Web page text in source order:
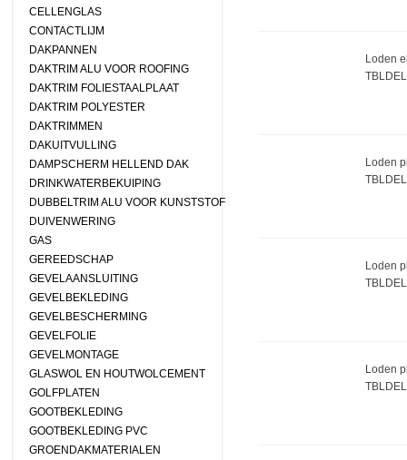
CELLENGLAS
CONTACTLIJM
DAKPANNEN
DAKTRIM ALU VOOR ROOFING
DAKTRIM FOLIESTAALPLAAT
DAKTRIM POLYESTER
DAKTRIMMEN
DAKUITVULLING
DAMPSCHERM HELLEND DAK
DRINKWATERBEKUIPING
DUBBELTRIM ALU VOOR KUNSTSTOF
DUIVENWERING
GAS
GEREEDSCHAP
GEVELAANSLUITING
GEVELBEKLEDING
GEVELBESCHERMING
GEVELFOLIE
GEVELMONTAGE
GLASWOL EN HOUTWOLCEMENT
GOLFPLATEN
GOOTBEKLEDING
GOOTBEKLEDING PVC
GROENDAKMATERIALEN
Loden
Loden
Loden
Loden